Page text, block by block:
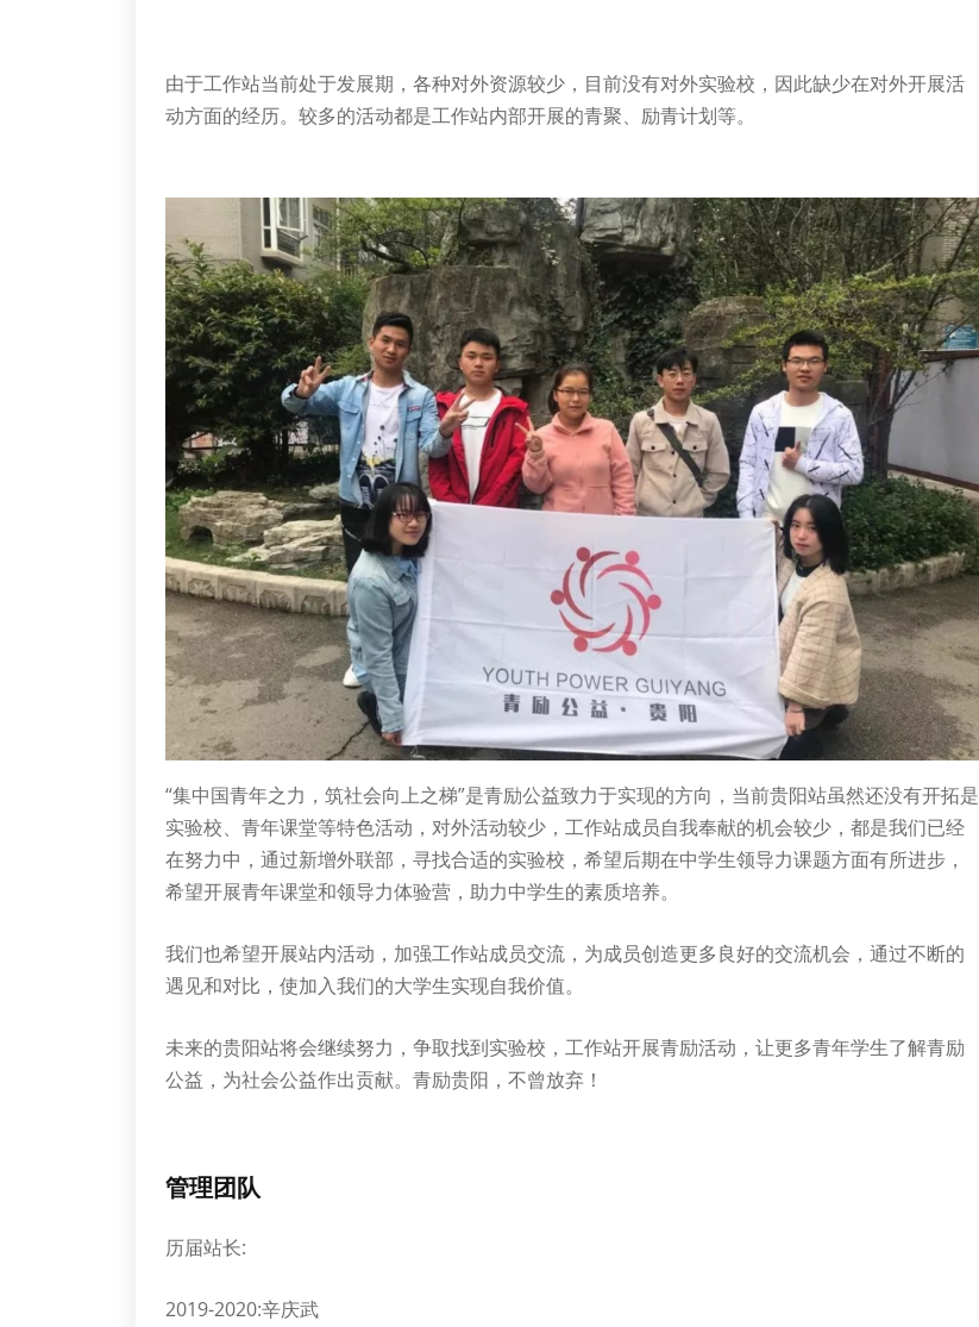
由于工作站当前处于发展期，各种对外资源较少，目前没有对外实验校，因此缺少在对外开展活
动方面的经历。较多的活动都是工作站内部开展的青聚、励青计划等。
“集中国青年之力，筑社会向上之梯”是青励公益致力于实现的方向，当前贵阳站虽然还没有开拓是
实验校、青年课堂等特色活动，对外活动较少，工作站成员自我奉献的机会较少，都是我们已经
在努力中，通过新增外联部，寻找合适的实验校，希望后期在中学生领导力课题方面有所进步，
希望开展青年课堂和领导力体验营，助力中学生的素质培养。
我们也希望开展站内活动，加强工作站成员交流，为成员创造更多良好的交流机会，通过不断的
遇见和对比，使加入我们的大学生实现自我价值。
未来的贵阳站将会继续努力，争取找到实验校，工作站开展青励活动，让更多青年学生了解青励
公益，为社会公益作出贡献。青励贵阳，不曾放弃！
管理团队
历届站长:
2019-2020:辛庆武